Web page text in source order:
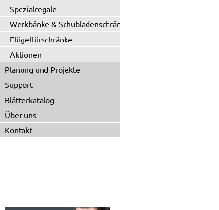
Spezialregale
Werkbänke & Schubladenschränke
Flügeltürschränke
Aktionen
Planung und Projekte
Support
Blätterkatalog
Über uns
Kontakt